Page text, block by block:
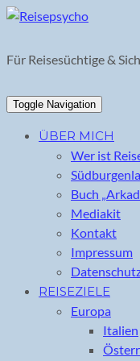
Skip
content
Für Reisesüchtige &
Toggle Navigation
ÜBER MICH
Wer ist
Buch
Mediakit
Kontakt
Impressum
REISEZIELE
Europa
Italien